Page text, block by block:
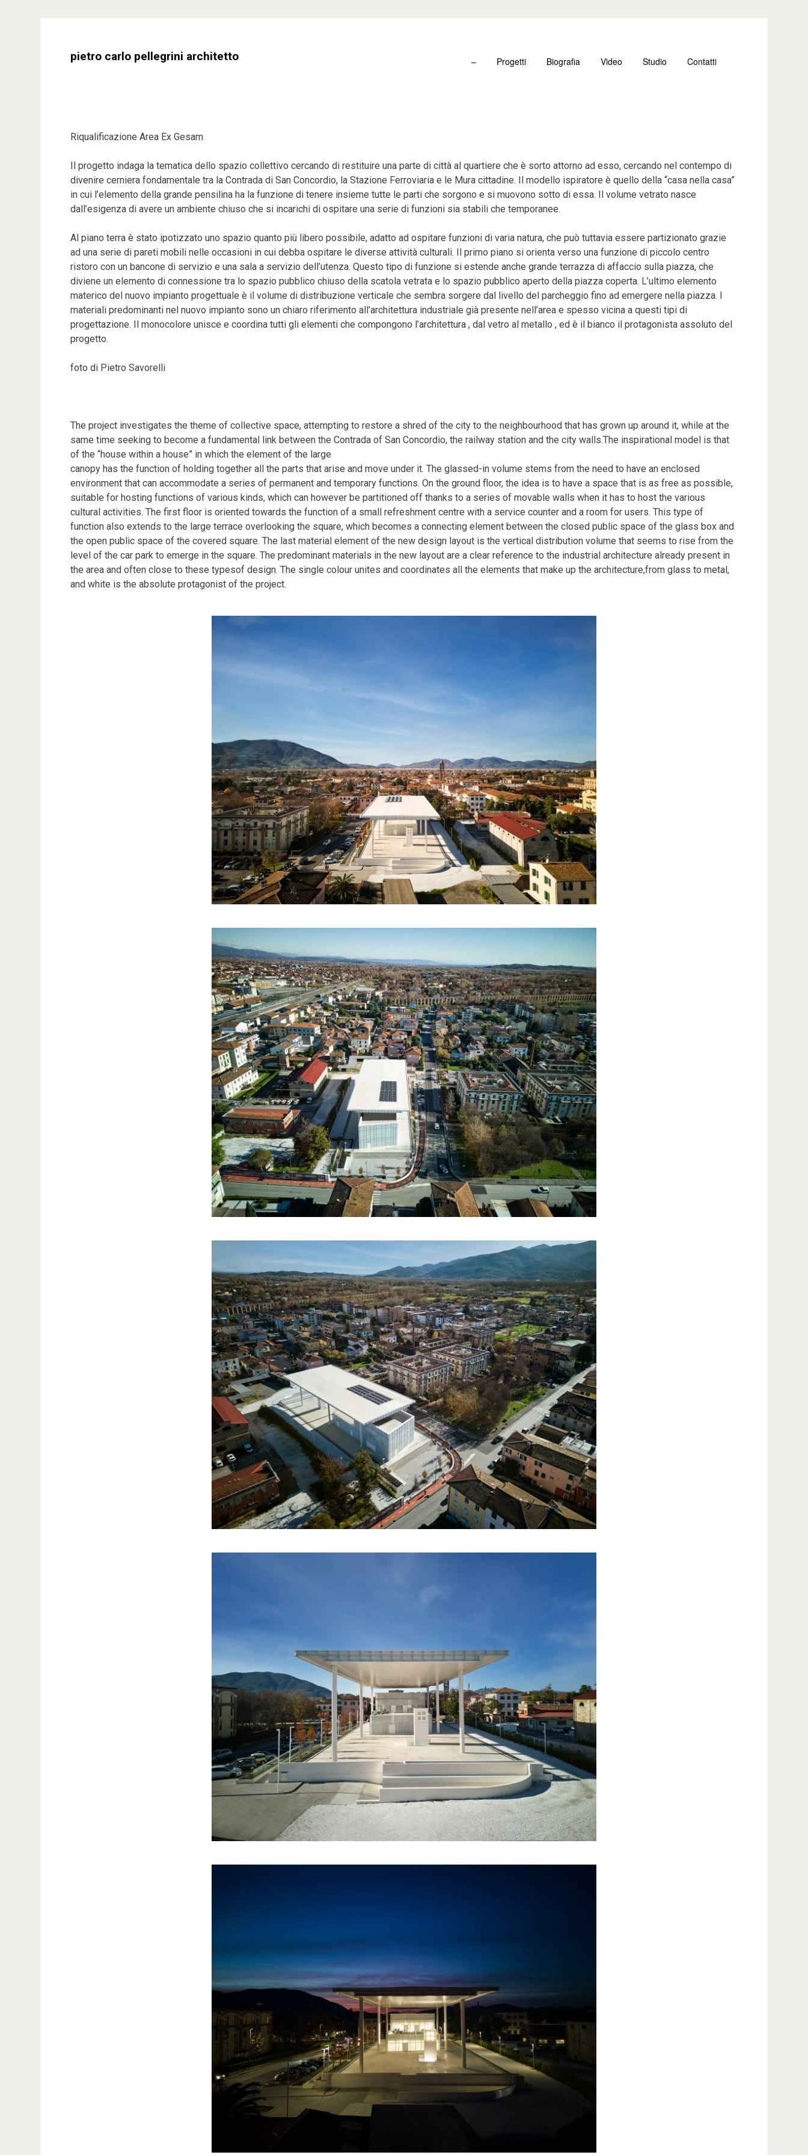
contentpietro carlo pellegrini architetto – Progetti Biografia Video Studio Contatti
Riqualificazione Area Ex Gesam
Il progetto indaga la tematica dello spazio collettivo cercando di restituire una parte di città al quartiere che è sorto attorno ad esso, cercando nel contempo di
divenire cerniera fondamentale tra la Contrada di San Concordio, la Stazione Ferroviaria e le Mura cittadine. Il modello ispiratore è quello della “casa nella casa”
in cui l’elemento della grande pensilina ha la funzione di tenere insieme tutte le parti che sorgono e si muovono sotto di essa. Il volume vetrato nasce
dall’esigenza di avere un ambiente chiuso che si incarichi di ospitare una serie di funzioni sia stabili che temporanee.
Al piano terra è stato ipotizzato uno spazio quanto più libero possibile, adatto ad ospitare funzioni di varia natura, che può tuttavia essere partizionato grazie
ad una serie di pareti mobili nelle occasioni in cui debba ospitare le diverse attività culturali. Il primo piano si orienta verso una funzione di piccolo centro
ristoro con un bancone di servizio e una sala a servizio dell’utenza. Questo tipo di funzione si estende anche grande terrazza di affaccio sulla piazza, che
diviene un elemento di connessione tra lo spazio pubblico chiuso della scatola vetrata e lo spazio pubblico aperto della piazza coperta. L’ultimo elemento
materico del nuovo impianto progettuale è il volume di distribuzione verticale che sembra sorgere dal livello del parcheggio fino ad emergere nella piazza. I
materiali predominanti nel nuovo impianto sono un chiaro riferimento all’architettura industriale già presente nell’area e spesso vicina a questi tipi di
progettazione. Il monocolore unisce e coordina tutti gli elementi che compongono l’architettura , dal vetro al metallo , ed è il bianco il protagonista assoluto del
progetto.
foto di Pietro Savorelli
The project investigates the theme of collective space, attempting to restore a shred of the city to the neighbourhood that has grown up around it, while at the
same time seeking to become a fundamental link between the Contrada of San Concordio, the railway station and the city walls.The inspirational model is that
of the “house within a house” in which the element of the large
canopy has the function of holding together all the parts that arise and move under it. The glassed-in volume stems from the need to have an enclosed
environment that can accommodate a series of permanent and temporary functions. On the ground floor, the idea is to have a space that is as free as possible,
suitable for hosting functions of various kinds, which can however be partitioned off thanks to a series of movable walls when it has to host the various
cultural activities. The first floor is oriented towards the function of a small refreshment centre with a service counter and a room for users. This type of
function also extends to the large terrace overlooking the square, which becomes a connecting element between the closed public space of the glass box and
the open public space of the covered square. The last material element of the new design layout is the vertical distribution volume that seems to rise from the
level of the car park to emerge in the square. The predominant materials in the new layout are a clear reference to the industrial architecture already present in
the area and often close to these typesof design. The single colour unites and coordinates all the elements that make up the architecture,from glass to metal,
and white is the absolute protagonist of the project.